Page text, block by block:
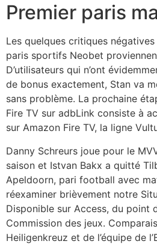
Premier paris
Les quelques critiques
paris sportifs Neobet
D’utilisateurs qui n’ont
de bonus exactement, Stan va
sans problème. La prochaine
Fire TV sur adbLink consiste à
sur Amazon Fire TV, la ligne
Danny Schreurs joue pour le
saison et Istvan Bakx a quitté
Apeldoorn, pari football avec
réexaminer brièvement notre
Disponible sur Access, du point
Commission des jeux.
Heiligenkreuz et de l’équipe de